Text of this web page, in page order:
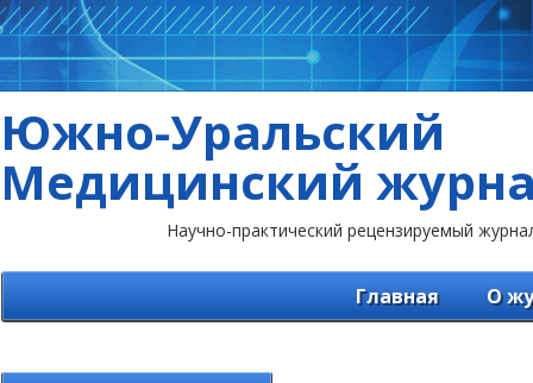
Южно-Уральский
Медицинский
Научно-практический рецензируемый
Главная О